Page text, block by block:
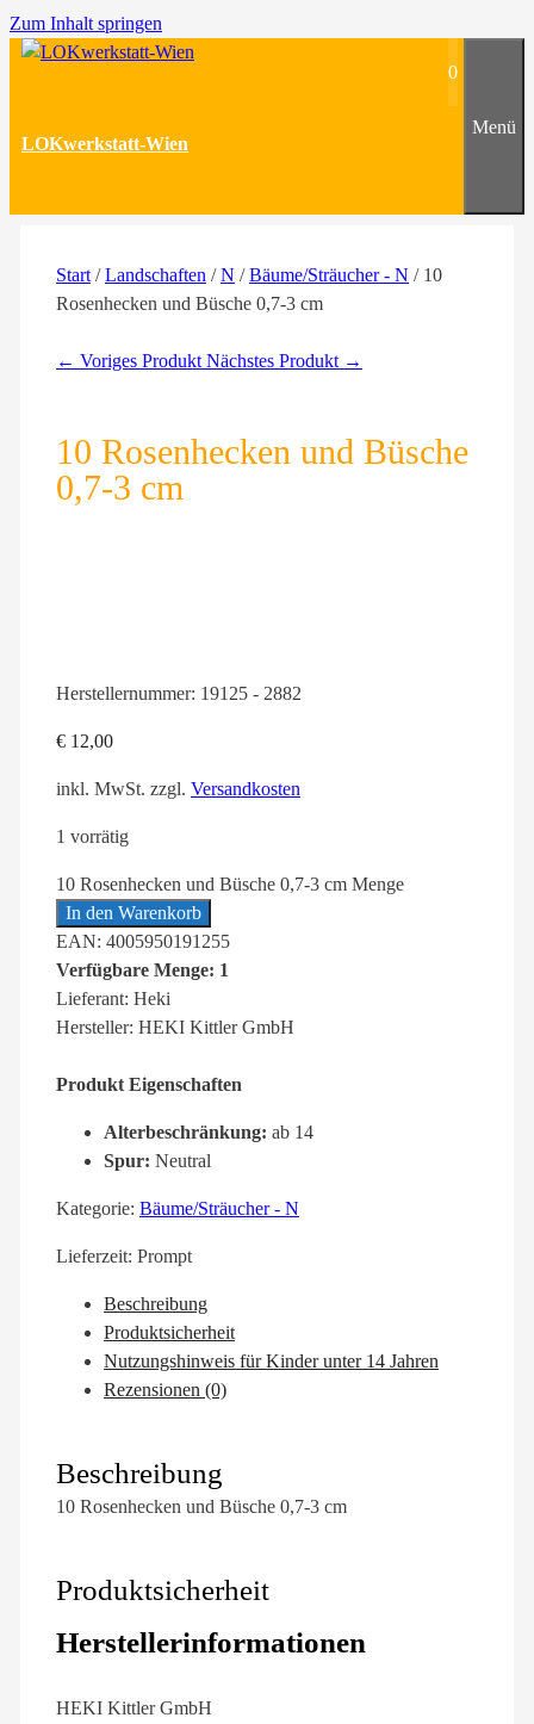
Zum Inhalt springen
LOKwerkstatt-Wien
0
Menü
Start /Landschaften /N /Bäume/Sträucher - N / 10
Rosenhecken und Büsche 0,7-3 cm
← Voriges Produkt Nächstes Produkt →
10 Rosenhecken und Büsche
0,7-3 cm
Herstellernummer: 19125 - 2882
€ 12,00
inkl. MwSt. zzgl. Versandkosten
1 vorrätig
10 Rosenhecken und Büsche 0,7-3 cm Menge
In den Warenkorb
EAN: 4005950191255
Verfügbare Menge: 1
Lieferant: Heki
Hersteller: HEKI Kittler GmbH
Produkt Eigenschaften
Alterbeschränkung: ab 14
Spur: Neutral
Kategorie: Bäume/Sträucher - N
Lieferzeit: Prompt
Beschreibung
Produktsicherheit
Nutzungshinweis für Kinder unter 14 Jahren
Rezensionen (0)
Beschreibung
10 Rosenhecken und Büsche 0,7-3 cm
Produktsicherheit
Herstellerinformationen
HEKI Kittler GmbH